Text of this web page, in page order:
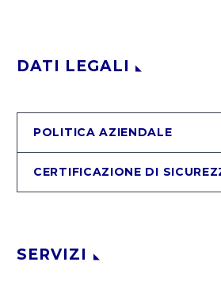
DATI LEGALI
POLITICA AZIENDALE
CERTIFICAZIONE DI
SERVIZI